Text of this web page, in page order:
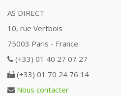
AS DIRECT
10, rue Vertbois
75003 Paris - France
(+33) 01 40 27 07 27
(+33) 01 70 24 76 14
Nous contacter